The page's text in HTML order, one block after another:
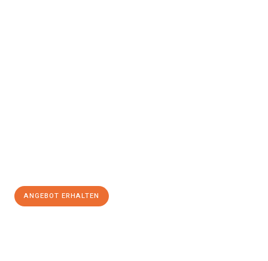
ANGEBOT ERHALTEN